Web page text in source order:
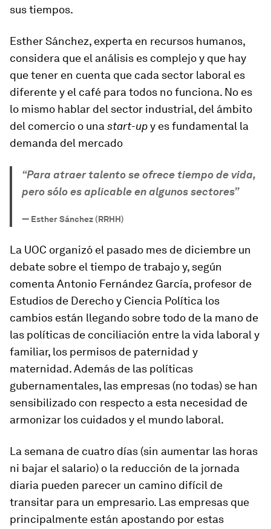
sus tiempos.
Esther Sánchez, experta en recursos humanos,
considera que el análisis es complejo y que hay
que tener en cuenta que cada sector laboral es
diferente y el café para todos no funciona. No es
lo mismo hablar del sector industrial, del ámbito
del comercio o una start-upy es fundamental la
demanda del mercado
“Para atraer talento se ofrece tiempo de vida,
pero sólo es aplicable en algunos sectores”
— Esther Sánchez (RRHH)
La UOC organizó el pasado mes de diciembre un
debate sobre el tiempo de trabajo y, según
comenta Antonio Fernández García, profesor de
Estudios de Derecho y Ciencia Política los
cambios están llegando sobre todo de la mano de
las políticas de conciliación entre la vida laboral y
familiar, los permisos de paternidad y
maternidad. Además de las políticas
gubernamentales, las empresas (no todas) se han
sensibilizado con respecto a esta necesidad de
armonizar los cuidados y el mundo laboral.
La semana de cuatro días (sin aumentar las horas
ni bajar el salario) o la reducción de la jornada
diaria pueden parecer un camino difícil de
transitar para un empresario. Las empresas que
principalmente están apostando por estas